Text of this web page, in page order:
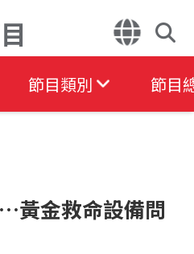
節目類別 節目
黃金救命設備問